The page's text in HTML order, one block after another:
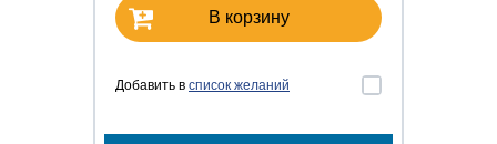
В корзину
Добавить в список желаний